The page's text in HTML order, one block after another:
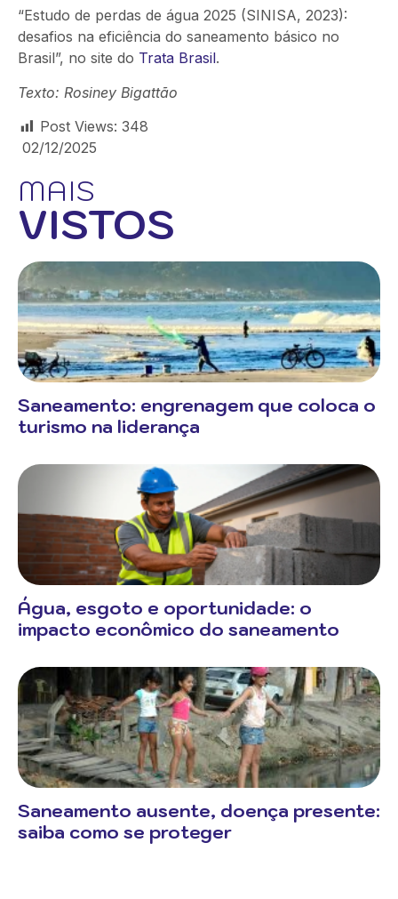
“Estudo de perdas de água 2025 (SINISA, 2023):
desafios na eficiência do saneamento básico no
Brasil”, no site do Trata Brasil.
Texto: Rosiney Bigattão
Post Views: 348
02/12/2025
MAIS
VISTOS
Saneamento: engrenagem que coloca o
turismo na liderança
Água, esgoto e oportunidade: o
impacto econômico do saneamento
Saneamento ausente, doença presente:
saiba como se proteger